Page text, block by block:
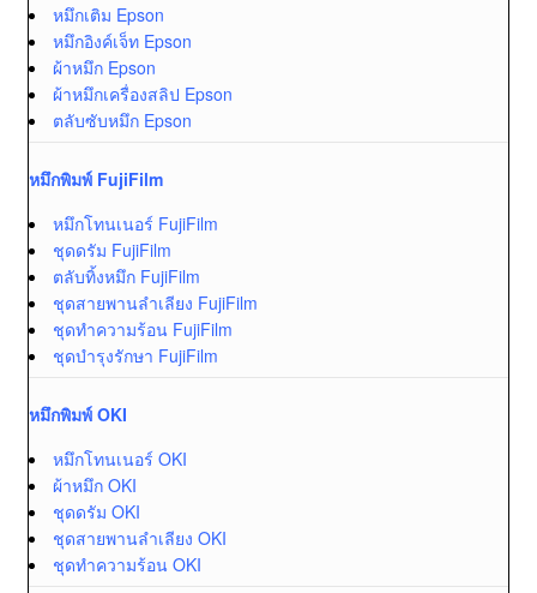
หมึกเติม Epson
หมึกอิงค์เจ็ท Epson
ผ้าหมึก Epson
ผ้าหมึกเครื่องสลิป Epson
ตลับซับหมึก Epson
หมึกพิมพ์ FujiFilm
หมึกโทนเนอร์ FujiFilm
ชุดดรัม FujiFilm
ตลับทิ้งหมึก FujiFilm
ชุดสายพานลำเลียง FujiFilm
ชุดทำความร้อน FujiFilm
ชุดบำรุงรักษา FujiFilm
หมึกพิมพ์ OKI
หมึกโทนเนอร์ OKI
ผ้าหมึก OKI
ชุดดรัม OKI
ชุดสายพานลำเลียง OKI
ชุดทำความร้อน OKI